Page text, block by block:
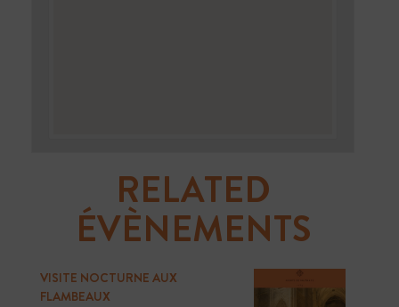
RELATED
ÉVÈNEMENTS
VISITE NOCTURNE AUX
FLAMBEAUX